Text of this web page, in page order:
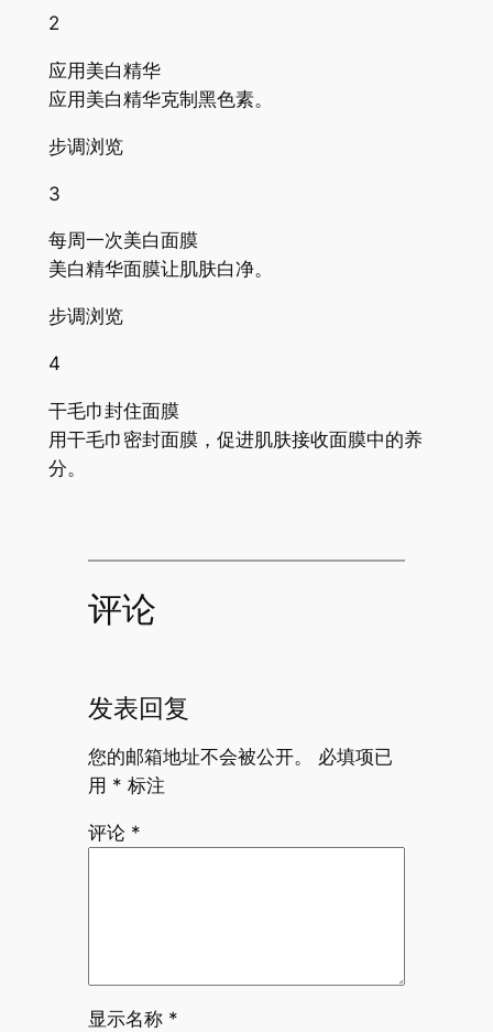
2
应用美白精华
应用美白精华克制黑色素。
步调浏览
3
每周一次美白面膜
美白精华面膜让肌肤白净。
步调浏览
4
干毛巾封住面膜
用干毛巾密封面膜，促进肌肤接收面膜中的养
分。
评论
发表回复
您的邮箱地址不会被公开。
必填项已
用 * 标注
评论 *
显示名称 *